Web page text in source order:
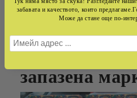
превръща
запазена
забавата и качеството, които
Може да стане още по-